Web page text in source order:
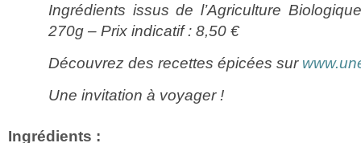
Ingrédients issus de l’Agriculture
270g – Prix indicatif : 8,50 €
Découvrez des recettes épicées sur
Une invitation à voyager !
Ingrédients :